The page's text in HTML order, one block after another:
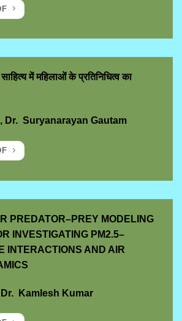
में महिलाओं के प्रतिनिधित्व का
Dr. Suryanarayan Gautam
PREDATOR–PREY MODELING
INVESTIGATING PM2.5–
INTERACTIONS AND AIR
Dr. Kamlesh Kumar